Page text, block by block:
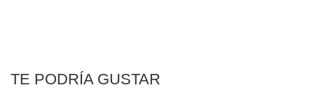
TE PODRÍA GUSTAR